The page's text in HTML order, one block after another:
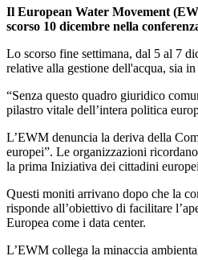
Il European Water Movement
scorso 10 dicembre nella
Lo scorso fine settimana, dal 5 al 7
relative alla gestione dell'acqua, sia
“Senza questo quadro giuridico
pilastro vitale dell’intera politica
L’EWM denuncia la deriva della
europei”. Le organizzazioni
la prima Iniziativa dei cittadini
Questi moniti arrivano dopo che la
risponde all’obiettivo di facilitare
Europea come i data center.
L’EWM collega la minaccia